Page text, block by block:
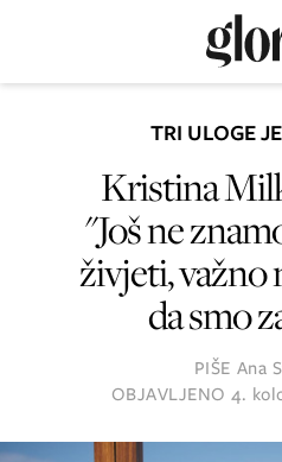
TRI ULOGE
Kristina
"Još ne
živjeti, važno
da smo
PIŠE Ana
OBJAVLJENO 4.